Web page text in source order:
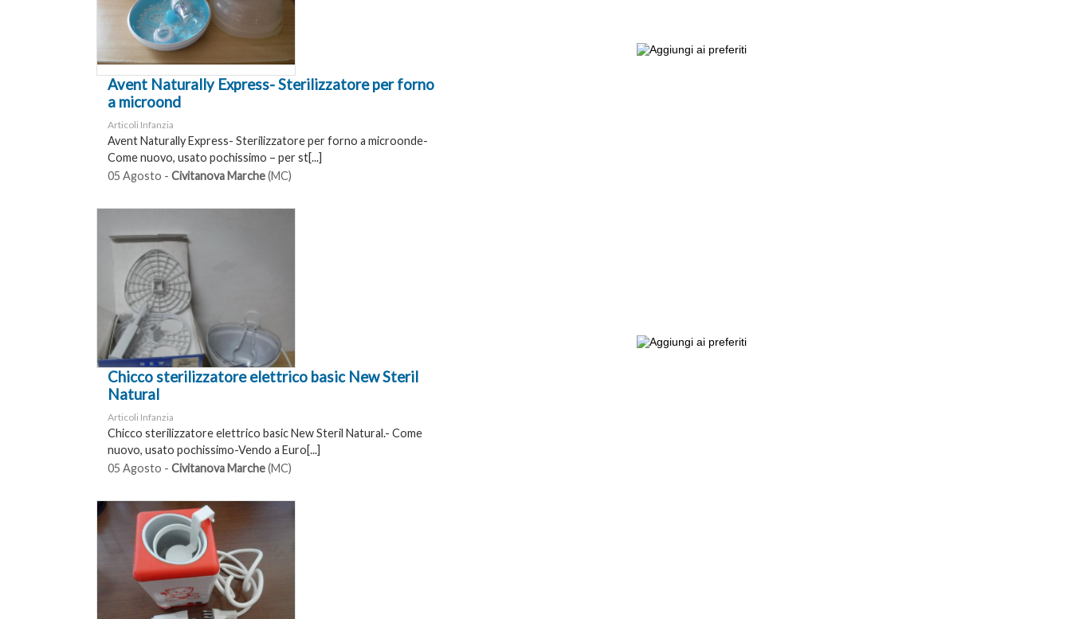
Avent Naturally Express- Sterilizzatore per forno
a microond
Articoli Infanzia
Avent Naturally Express- Sterilizzatore per forno a microonde-
Come nuovo, usato pochissimo – per st[...]
05 Agosto - Civitanova Marche(MC)
Chicco sterilizzatore elettrico basic New Steril
Natural
Articoli Infanzia
Chicco sterilizzatore elettrico basic New Steril Natural.- Come
nuovo, usato pochissimo-Vendo a Euro[...]
05 Agosto - Civitanova Marche(MC)